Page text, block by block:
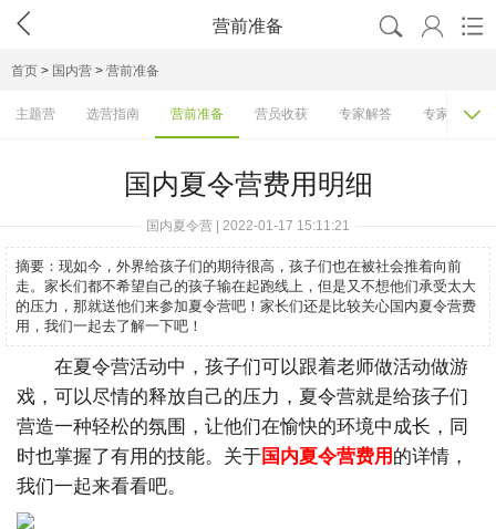
 营前准备   
首页 > 国内营 > 营前准备
主题营 选营指南 营前准备 营员收获 专家解答 专家访谈

国内夏令营费用明细
国内夏令营 | 2022-01-17 15:11:21
摘要： 现如今，外界给孩子们的期待很高，孩子们也在被社会推着向前
走。家长们都不希望自己的孩子输在起跑线上，但是又不想他们承受太大
的压力，那就送他们来参加夏令营吧！家长们还是比较关心国内夏令营费
用，我们一起去了解一下吧！
在夏令营活动中，孩子们可以跟着老师做活动做游
戏，可以尽情的释放自己的压力，夏令营就是给孩子们
营造一种轻松的氛围，让他们在愉快的环境中成长，同
时也掌握了有用的技能。关于国内夏令营费用 的详情，
我们一起来看看吧。